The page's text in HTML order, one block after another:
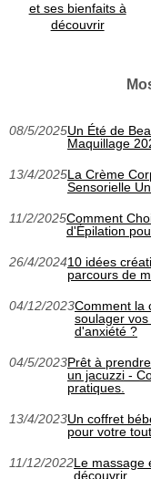
et ses bienfaits à
découvrir
08/5/2025Un Été de
Maquillage
13/4/2025La Crème
Sensorielle
11/2/2025Comment
d'Épilation
26/4/202410 idées
parcours de
04/12/2023Comment la
soulager
d'anxiété ?
04/5/2023Prêt à
un jacuzzi -
pratiques.
13/4/2023Un coffret
pour votre
11/12/2022Le massage
découvrir